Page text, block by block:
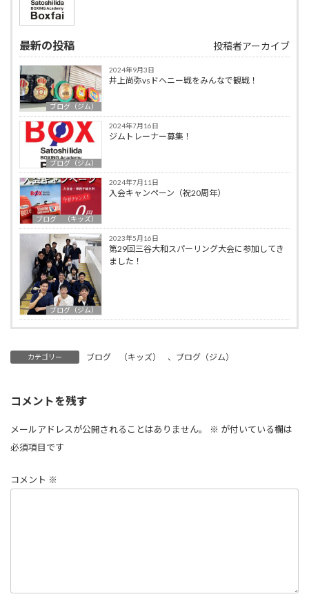
最新の投稿 投稿者アーカイブ
ブログ（ジム）
2024年9月3日
井上尚弥vsドヘニー戦をみんなで観戦！
ブログ（ジム）
2024年7月16日
ジムトレーナー募集！
ブログ （キッズ）
2024年7月11日
入会キャンペーン（祝20周年）
ブログ（ジム）
2023年5月16日
第29回三谷大和スパーリング大会に参加してき
ました！
カテゴリー ブログ （キッズ） 、 ブログ（ジム）
コメントを残す
メールアドレスが公開されることはありません。 ※ が付いている欄は
必須項目です
コメント ※